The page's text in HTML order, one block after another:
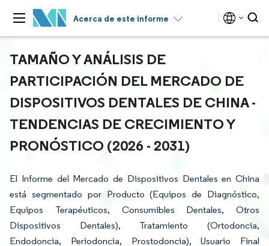
Acerca de este informe
TAMAÑO Y ANÁLISIS DE
PARTICIPACIÓN DEL MERCADO DE
DISPOSITIVOS DENTALES DE CHINA -
TENDENCIAS DE CRECIMIENTO Y
PRONÓSTICO (2026 - 2031)
El Informe del Mercado de Dispositivos Dentales en China
está segmentado por Producto (Equipos de Diagnóstico,
Equipos Terapéuticos, Consumibles Dentales, Otros
Dispositivos Dentales), Tratamiento (Ortodoncia,
Endodoncia, Periodoncia, Prostodoncia), Usuario Final